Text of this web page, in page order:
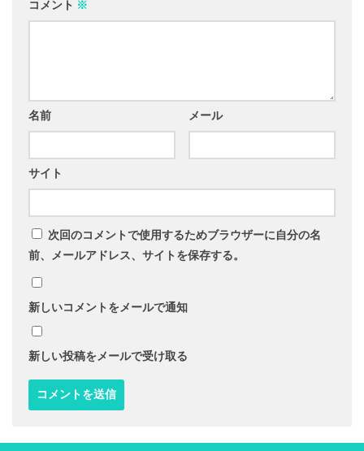
コメント ※
名前 メール
サイト
次回のコメントで使用するためブラウザーに自分の名
前、メールアドレス、サイトを保存する。
新しいコメントをメールで通知
新しい投稿をメールで受け取る